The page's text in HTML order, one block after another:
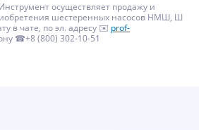
осуществляет продажу и
шестеренных насосов НМШ, Ш
в чате, по эл. адресу ✉️ prof-
☎+8 (800) 302-10-51